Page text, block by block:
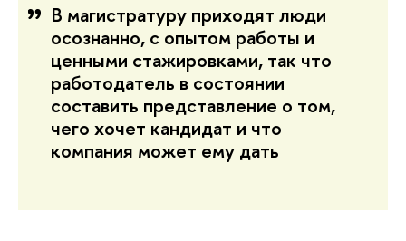
В магистратуру приходят люди
осознанно, с опытом работы и
ценными стажировками, так что
работодатель в состоянии
составить представление о том,
чего хочет кандидат и что
компания может ему дать